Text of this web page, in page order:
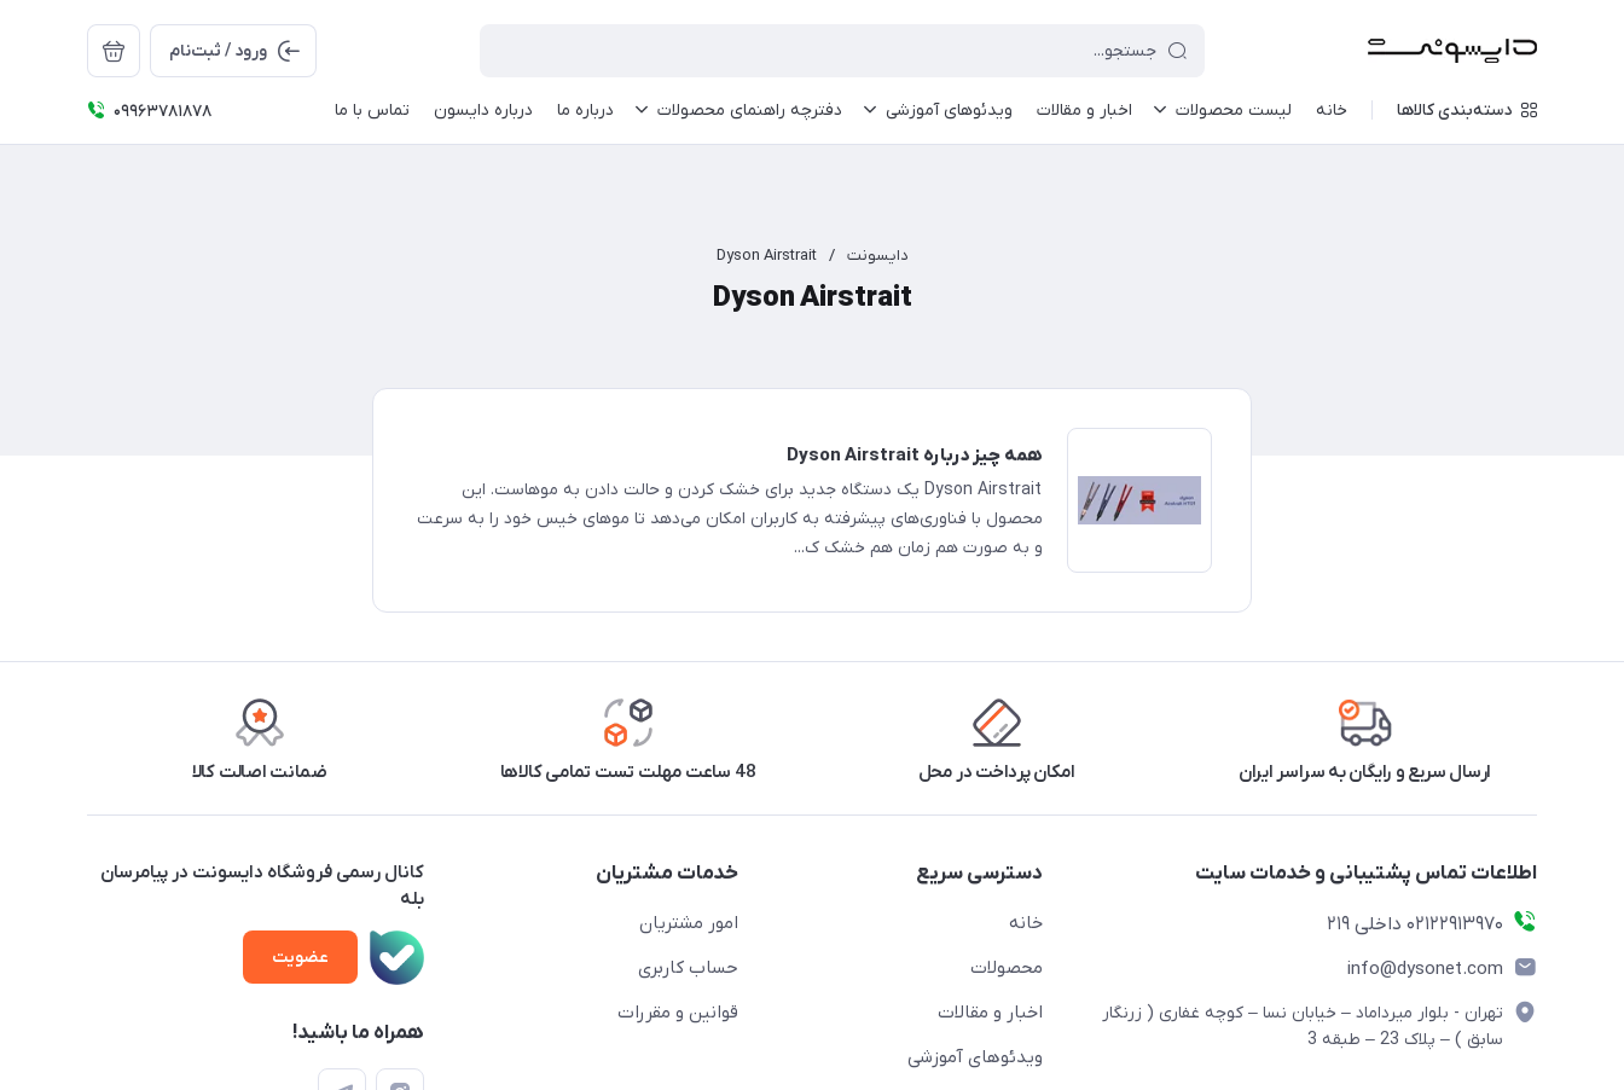
ورود / ثبت‌نام
دسته‌بندی کالاها خانه لیست محصولات اخبار و مقالات ویدئو‌های آموزشی دفترچه راهنمای محصولات درباره ما درباره دایسون تماس با ما 09963781878
دایسونت /
Dyson Airstrait
Dyson Airstrait
همه چیز درباره Dyson Airstrait
Dyson Airstrait یک دستگاه جدید برای خشک کردن و حالت دادن به موهاست. این
محصول با فناوری‌های پیشرفته به کاربران امکان می‌دهد تا موهای خیس خود را به سرعت
و به صورت هم ‌زمان هم خشک ک...
ارسال سریع و رایگان به سراسر ایران امکان پرداخت در محل 48 ساعت مهلت تست تمامی کالاها ضمانت اصالت کالا
اطلاعات تماس پشتیبانی و خدمات سایت
02122913970 داخلی 219
info@dysonet.com
تهران - بلوار میرداماد – خیابان نسا – کوچه غفاری ( زرنگار
سابق ) – پلاک 23 – طبقه 3
دسترسی سریع
خانه
محصولات
اخبار و مقالات
ویدئو‌های آموزشی
خدمات مشتریان
امور مشتریان
حساب کاربری
قوانین و مقررات
کانال رسمی فروشگاه دایسونت در پیامرسان
بله
عضویت
همراه ما باشید!